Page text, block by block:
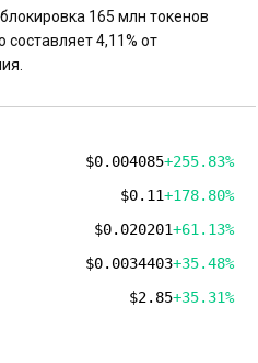
165 млн токенов
составляет 4,11% от
$0.004085+255.83%
$0.11+178.80%
$0.020201+61.13%
$0.0034403+35.48%
$2.85+35.31%